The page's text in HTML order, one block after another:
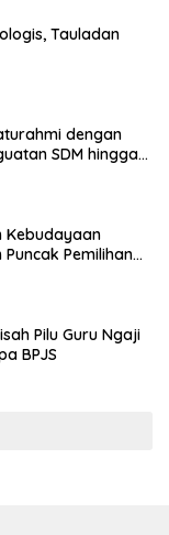
Tauladan
dengan
SDM hingga
Kebudayaan
Pemilihan
Pilu Guru Ngaji
BPJS